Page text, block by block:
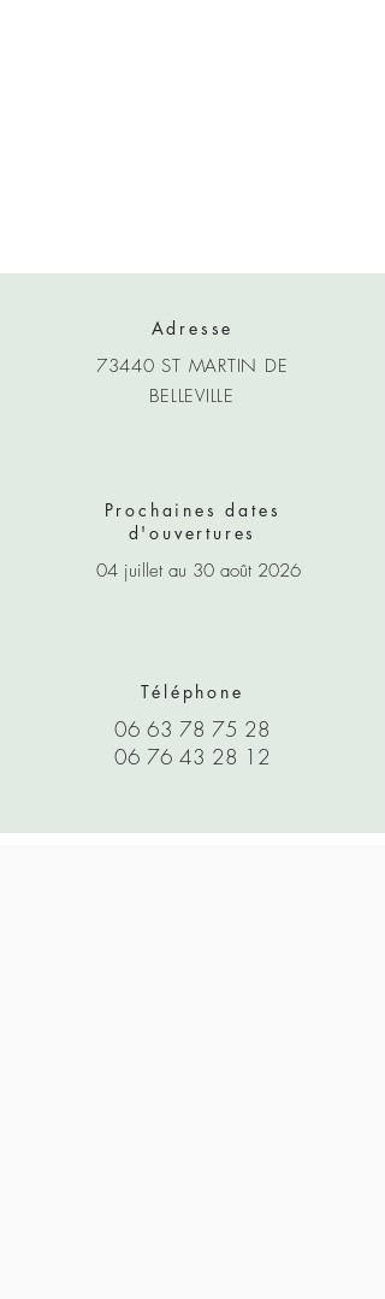
Adresse
73440 ST MARTIN DE
BELLEVILLE
Prochaines dates
d'ouvertures
04 juillet au 30 août 2026
Téléphone
06 63 78 75 28
06 76 43 28 12